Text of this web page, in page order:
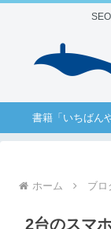
書籍「いちばん
ホーム ブロ
2台のスマ